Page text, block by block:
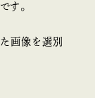
す。
画像を選別